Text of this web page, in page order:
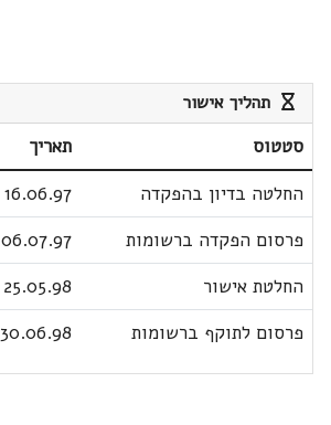
תהליך אישור
סטטוס תאריך
החלטה בדיון בהפקדה
16.06.97
פרסום הפקדה ברשומות
06.07.97
החלטת אישור
25.05.98
פרסום לתוקף ברשומות
30.06.98